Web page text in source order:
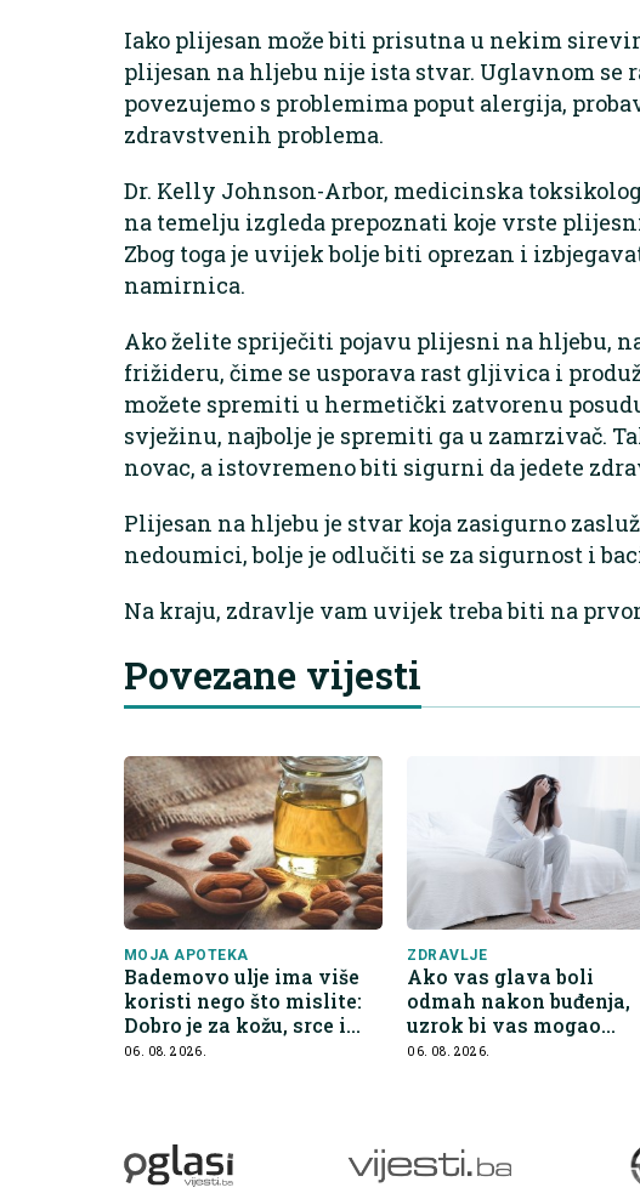
Iako plijesan može biti prisutna u nekim
plijesan na hljebu nije ista stvar. Uglavnom se
povezujemo s problemima poput alergija,
zdravstvenih problema.
Dr. Kelly Johnson-Arbor, medicinska
na temelju izgleda prepoznati koje vrste
Zbog toga je uvijek bolje biti oprezan i
namirnica.
Ako želite spriječiti pojavu plijesni na hljebu,
frižideru, čime se usporava rast gljivica i
možete spremiti u hermetički zatvorenu
svježinu, najbolje je spremiti ga u zamrzivač.
novac, a istovremeno biti sigurni da jedete
Plijesan na hljebu je stvar koja zasigurno
nedoumici, bolje je odlučiti se za sigurnost i
Na kraju, zdravlje vam uvijek treba biti na
Povezane vijesti
MOJA APOTEKA
Bademovo ulje ima više
koristi nego što mislite:
Dobro je za kožu, srce i
kontrolu apetita
06. 08. 2026.
ZDRAVLJE
Ako vas glava boli
odmah nakon buđenja,
uzrok bi vas mogao
iznenaditi
06. 08. 2026.